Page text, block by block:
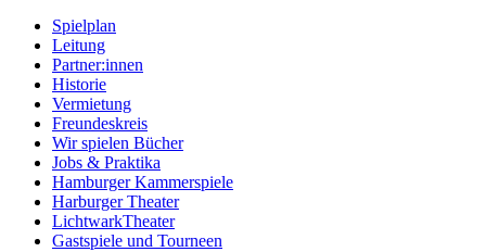
Spielplan
Leitung
Partner:innen
Historie
Vermietung
Freundeskreis
Wir spielen Bücher
Jobs & Praktika
Hamburger Kammerspiele
Harburger Theater
LichtwarkTheater
Gastspiele und Tourneen